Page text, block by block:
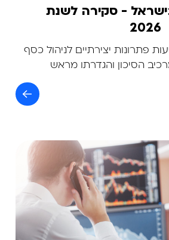
- סקירה לשנת
2026
פתרונות יצירתיים לניהול כסף
הסיכון והגדרתו מראש